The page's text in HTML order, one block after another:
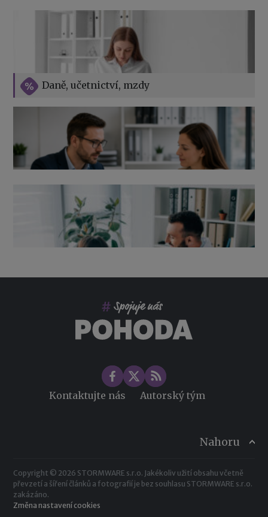
Daně, učetnictví, mzdy
Vše o překážkách v práci na straně zaměstnavatele
Výpověď ze zdravotních důvodů 2026 – průvodce pro
zaměstnavatele
Kontaktujte nás Autorský tým
Nahoru
Copyright © 2026 STORMWARE s.r.o. Jakékoliv užití obsahu včetně
převzetí a šíření článků a fotografií je bez souhlasu STORMWARE s.r.o.
zakázáno.
Změna nastavení cookies